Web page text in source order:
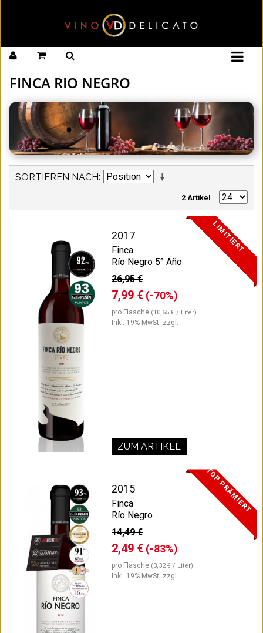
FINCA RIO NEGRO
SORTIEREN NACH
2 Artikel
LIMITIERT
2017
Finca
Río Negro 5° Año
26,95 €
7,99 € (-70%)
pro Flasche (10,65 € / Liter)
Inkl. 19% MwSt. zzgl.
ZUM ARTIKEL
TOP PRÄMIERT
2015
Finca
Río Negro
14,49 €
2,49 € (-83%)
pro Flasche (3,32 € / Liter)
Inkl. 19% MwSt. zzgl.